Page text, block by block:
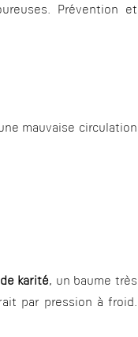
Prévention et
mauvaise circulation
karité, un baume très
par pression à froid.